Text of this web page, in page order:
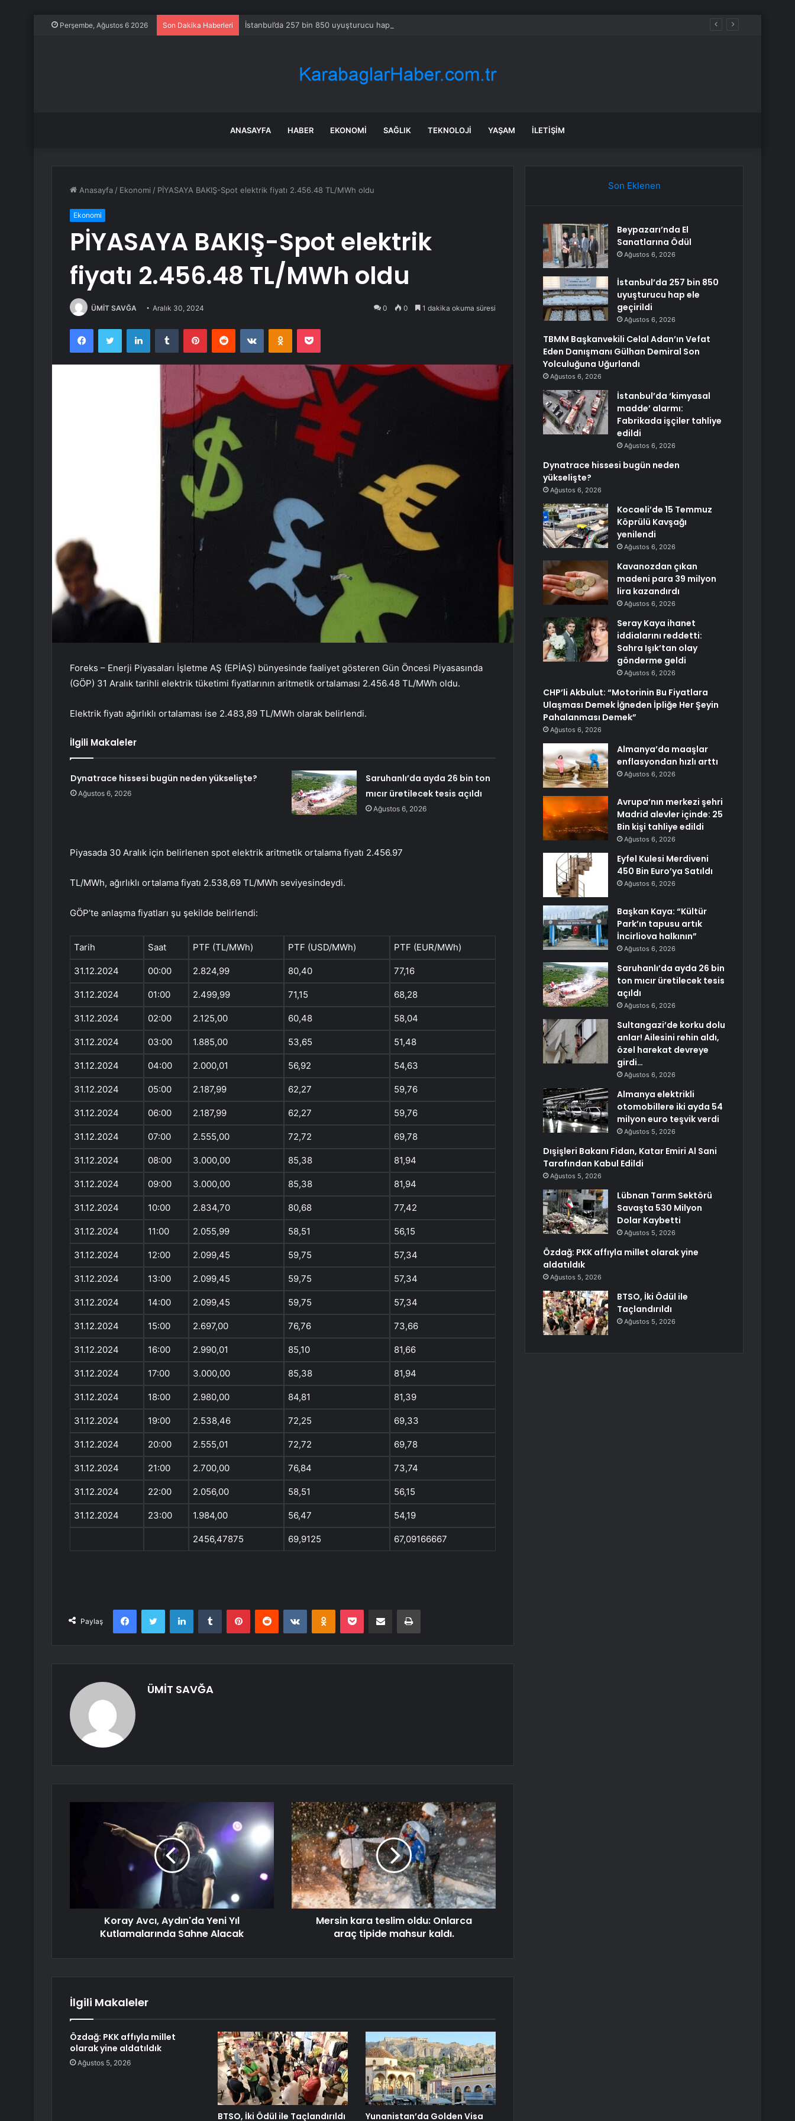
Perşembe, Ağustos 6 2026 Son Dakika Haberleri İstanbul’da 257 bin 850 uyuşturucu hap ele geçirildi
ANASAYFA HABER EKONOMI SAĞLIK TEKNOLOJI YAŞAM İLETIŞIM
Anasayfa / Ekonomi / PİYASAYA BAKIŞ-Spot elektrik fiyatı 2.456.48 TL/MWh oldu
Ekonomi
PİYASAYA BAKIŞ-Spot elektrik
fiyatı 2.456.48 TL/MWh oldu
ÜMİT SAVĞA Aralık 30, 2024 0 0 1 dakika okuma süresi
FacebookTwitter LinkedInTumblr PinterestReddit VKontakteOdnoklassniki
Pocket
Foreks – Enerji Piyasaları İşletme AŞ (EPİAŞ) bünyesinde faaliyet gösteren Gün Öncesi Piyasasında
(GÖP) 31 Aralık tarihli elektrik tüketimi fiyatlarının aritmetik ortalaması 2.456.48 TL/MWh oldu.
Elektrik fiyatı ağırlıklı ortalaması ise 2.483,89 TL/MWh olarak belirlendi.
İlgili Makaleler
Dynatrace hissesi bugün neden yükselişte?
Ağustos 6, 2026
Saruhanlı’da ayda 26 bin ton
mıcır üretilecek tesis açıldı
Ağustos 6, 2026
Piyasada 30 Aralık için belirlenen spot elektrik aritmetik ortalama fiyatı 2.456.97
TL/MWh, ağırlıklı ortalama fiyatı 2.538,69 TL/MWh seviyesindeydi.
GÖP’te anlaşma fiyatları şu şekilde belirlendi:
Tarih Saat PTF (TL/MWh) PTF (USD/MWh) PTF (EUR/MWh)
31.12.2024 00:00 2.824,99 80,40 77,16
31.12.2024 01:00 2.499,99 71,15 68,28
31.12.2024 02:00 2.125,00 60,48 58,04
31.12.2024 03:00 1.885,00 53,65 51,48
31.12.2024 04:00 2.000,01 56,92 54,63
31.12.2024 05:00 2.187,99 62,27 59,76
31.12.2024 06:00 2.187,99 62,27 59,76
31.12.2024 07:00 2.555,00 72,72 69,78
31.12.2024 08:00 3.000,00 85,38 81,94
31.12.2024 09:00 3.000,00 85,38 81,94
31.12.2024 10:00 2.834,70 80,68 77,42
31.12.2024 11:00 2.055,99 58,51 56,15
31.12.2024 12:00 2.099,45 59,75 57,34
31.12.2024 13:00 2.099,45 59,75 57,34
31.12.2024 14:00 2.099,45 59,75 57,34
31.12.2024 15:00 2.697,00 76,76 73,66
31.12.2024 16:00 2.990,01 85,10 81,66
31.12.2024 17:00 3.000,00 85,38 81,94
31.12.2024 18:00 2.980,00 84,81 81,39
31.12.2024 19:00 2.538,46 72,25 69,33
31.12.2024 20:00 2.555,01 72,72 69,78
31.12.2024 21:00 2.700,00 76,84 73,74
31.12.2024 22:00 2.056,00 58,51 56,15
31.12.2024 23:00 1.984,00 56,47 54,19
2456,47875 69,9125 67,09166667
Paylaş
FacebookTwitter LinkedInTumblr PinterestReddit VKontakteOdnoklassniki
Pocket E-Posta ile paylaş Yazdır
ÜMİT SAVĞA
Koray Avcı, Aydın'da Yeni Yıl
Kutlamalarında Sahne Alacak
Mersin kara teslim oldu: Onlarca
araç tipide mahsur kaldı.
İlgili Makaleler
Özdağ: PKK affıyla millet
olarak yine aldatıldık
Ağustos 5, 2026
BTSO, İki Ödül ile Taçlandırıldı Yunanistan’da Golden Visa
Son Eklenen
Beypazarı’nda El
Sanatlarına Ödül
Ağustos 6, 2026
İstanbul’da 257 bin 850
uyuşturucu hap ele
geçirildi
Ağustos 6, 2026
TBMM Başkanvekili Celal Adan’ın Vefat
Eden Danışmanı Gülhan Demiral Son
Yolculuğuna Uğurlandı
Ağustos 6, 2026
İstanbul’da ‘kimyasal
madde’ alarmı:
Fabrikada işçiler tahliye
edildi
Ağustos 6, 2026
Dynatrace hissesi bugün neden
yükselişte?
Ağustos 6, 2026
Kocaeli’de 15 Temmuz
Köprülü Kavşağı
yenilendi
Ağustos 6, 2026
Kavanozdan çıkan
madeni para 39 milyon
lira kazandırdı
Ağustos 6, 2026
Seray Kaya ihanet
iddialarını reddetti:
Sahra Işık’tan olay
gönderme geldi
Ağustos 6, 2026
CHP’li Akbulut: “Motorinin Bu Fiyatlara
Ulaşması Demek İğneden İpliğe Her Şeyin
Pahalanması Demek”
Ağustos 6, 2026
Almanya’da maaşlar
enflasyondan hızlı arttı
Ağustos 6, 2026
Avrupa’nın merkezi şehri
Madrid alevler içinde: 25
Bin kişi tahliye edildi
Ağustos 6, 2026
Eyfel Kulesi Merdiveni
450 Bin Euro’ya Satıldı
Ağustos 6, 2026
Başkan Kaya: “Kültür
Park’ın tapusu artık
İncirliova halkının”
Ağustos 6, 2026
Saruhanlı’da ayda 26 bin
ton mıcır üretilecek tesis
açıldı
Ağustos 6, 2026
Sultangazi’de korku dolu
anlar! Ailesini rehin aldı,
özel harekat devreye
girdi…
Ağustos 6, 2026
Almanya elektrikli
otomobillere iki ayda 54
milyon euro teşvik verdi
Ağustos 5, 2026
Dışişleri Bakanı Fidan, Katar Emiri Al Sani
Tarafından Kabul Edildi
Ağustos 5, 2026
Lübnan Tarım Sektörü
Savaşta 530 Milyon
Dolar Kaybetti
Ağustos 5, 2026
Özdağ: PKK affıyla millet olarak yine
aldatıldık
Ağustos 5, 2026
BTSO, İki Ödül ile
Taçlandırıldı
Ağustos 5, 2026